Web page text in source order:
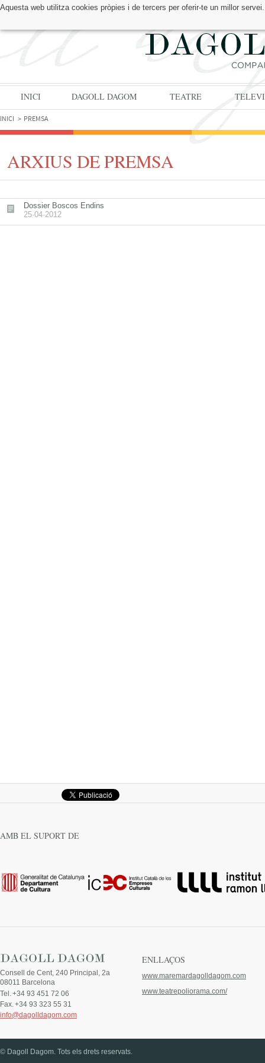
Aquesta web utilitza cookies pròpies i de tercers per oferir-te un millor
TROBA'NS A:
INICI DAGOLL DAGOM TEATRE
INICI PREMSA
ARXIUS DE PREMSA
Dossier Boscos Endins
25·04·2012
AMB EL SUPORT DE
Consell de Cent, 240 Principal, 2a
08011 Barcelona
Tel. +34 93 451 72 06
Fax. +34 93 323 55 31
info@dagolldagom.com
ENLLAÇOS
www.maremardagolldagom.com
www.teatrepoliorama.com/
© Dagoll Dagom. Tots els drets reservats.